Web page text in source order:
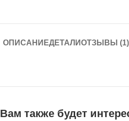
ОПИСАНИЕДЕТАЛИОТЗЫВЫ (1)
Вам также будет